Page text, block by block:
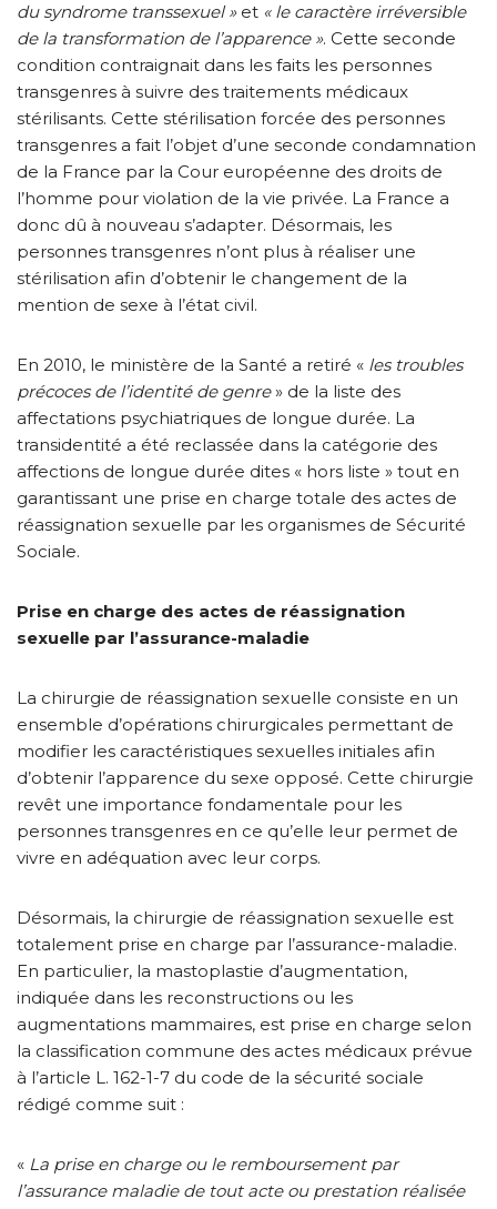
du syndrome transsexuel »et « le caractère irréversible
de la transformation de l’apparence ». Cette seconde
condition contraignait dans les faits les personnes
transgenres à suivre des traitements médicaux
stérilisants. Cette stérilisation forcée des personnes
transgenres a fait l’objet d’une seconde condamnation
de la France par la Cour européenne des droits de
l’homme pour violation de la vie privée. La France a
donc dû à nouveau s’adapter. Désormais, les
personnes transgenres n’ont plus à réaliser une
stérilisation afin d’obtenir le changement de la
mention de sexe à l’état civil.
En 2010, le ministère de la Santé a retiré « les troubles
précoces de l’identité de genre» de la liste des
affectations psychiatriques de longue durée. La
transidentité a été reclassée dans la catégorie des
affections de longue durée dites « hors liste » tout en
garantissant une prise en charge totale des actes de
réassignation sexuelle par les organismes de Sécurité
Sociale.
Prise en charge des actes de réassignation
sexuelle par l’assurance-maladie
La chirurgie de réassignation sexuelle consiste en un
ensemble d’opérations chirurgicales permettant de
modifier les caractéristiques sexuelles initiales afin
d’obtenir l’apparence du sexe opposé. Cette chirurgie
revêt une importance fondamentale pour les
personnes transgenres en ce qu’elle leur permet de
vivre en adéquation avec leur corps.
Désormais, la chirurgie de réassignation sexuelle est
totalement prise en charge par l’assurance-maladie.
En particulier, la mastoplastie d’augmentation,
indiquée dans les reconstructions ou les
augmentations mammaires, est prise en charge selon
la classification commune des actes médicaux prévue
à l’article L. 162-1-7 du code de la sécurité sociale
rédigé comme suit :
« La prise en charge ou le remboursement par
l’assurance maladie de tout acte ou prestation réalisée